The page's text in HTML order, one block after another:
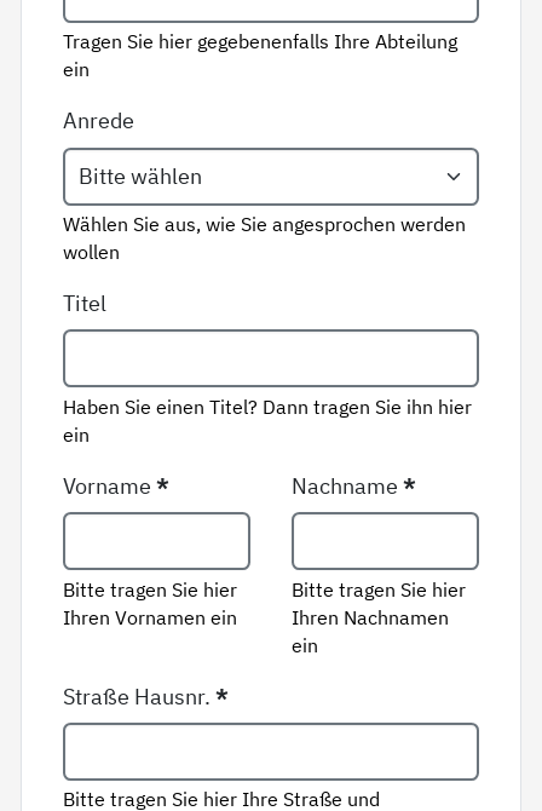
Tragen Sie hier gegebenenfalls Ihre Abteilung
ein
Anrede
Wählen Sie aus, wie Sie angesprochen werden
wollen
Titel
Haben Sie einen Titel? Dann tragen Sie ihn hier
ein
Vorname*
Bitte tragen Sie hier
Ihren Vornamen ein
Nachname*
Bitte tragen Sie hier
Ihren Nachnamen
ein
Straße Hausnr.*
Bitte tragen Sie hier Ihre Straße und